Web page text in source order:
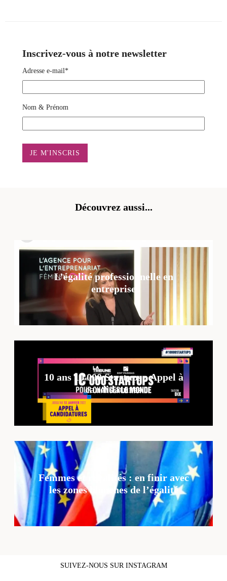
Inscrivez-vous à notre newsletter
Adresse e-mail*
Nom & Prénom
Découvrez aussi...
L’égalité professionnelle en
entreprise
10 ans 10 000 Startups : Appel à
candidatures
Femmes et ruralités : en finir avec
les zones blanches de l’égalité
SUIVEZ-NOUS SUR INSTAGRAM